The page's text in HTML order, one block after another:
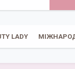
LADY